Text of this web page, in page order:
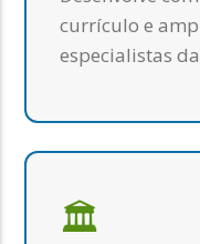
currículo e
especialistas
🏛️